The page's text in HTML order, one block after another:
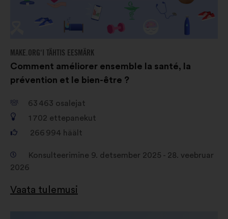
MAKE.ORG‘I TÄHTIS EESMÄRK
Comment améliorer ensemble la santé, la
prévention et le bien-être ?
63 463 osalejat
1 702 ettepanekut
266 994 häält
Konsulteerimine 9. detsember 2025 - 28. veebruar
2026
Vaata tulemusi